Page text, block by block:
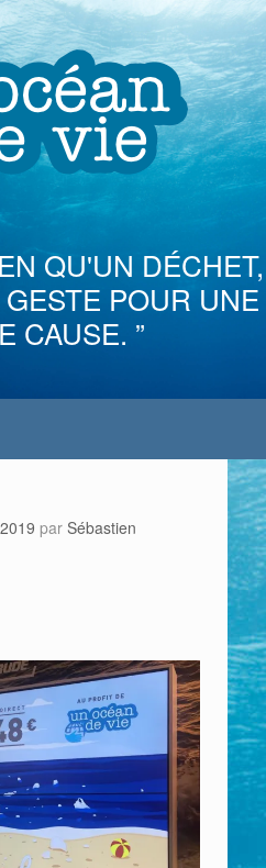
QU'UN DÉCHET,
POUR UNE
CAUSE. ”
par Sébastien